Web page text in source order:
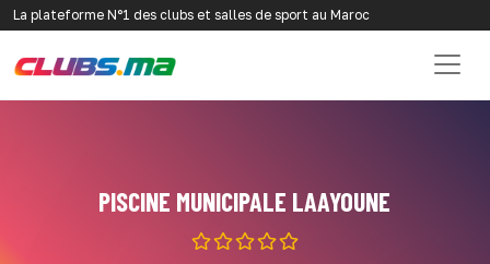
La plateforme N°1 des clubs et salles de sport au Maroc
PISCINE MUNICIPALE LAAYOUNE